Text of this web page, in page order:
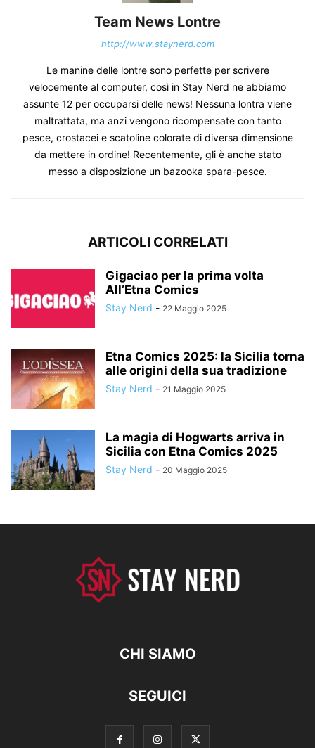
Team News Lontre
http://www.staynerd.com
Le manine delle lontre sono perfette per scrivere
velocemente al computer, così in Stay Nerd ne abbiamo
assunte 12 per occuparsi delle news! Nessuna lontra viene
maltrattata, ma anzi vengono ricompensate con tanto
pesce, crostacei e scatoline colorate di diversa dimensione
da mettere in ordine! Recentemente, gli è anche stato
messo a disposizione un bazooka spara-pesce.
ARTICOLI CORRELATI
Gigaciao per la prima volta
All’Etna Comics
Stay Nerd - 22 Maggio 2025
Etna Comics 2025: la Sicilia torna
alle origini della sua tradizione
Stay Nerd - 21 Maggio 2025
La magia di Hogwarts arriva in
Sicilia con Etna Comics 2025
Stay Nerd - 20 Maggio 2025
CHI SIAMO
SEGUICI